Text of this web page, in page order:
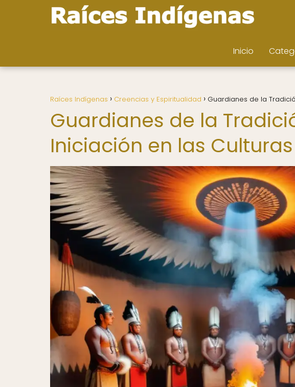
Inicio
Raíces Indígenas Creencias y Espiritualidad Guardianes de la
Guardianes de la
Iniciación en las